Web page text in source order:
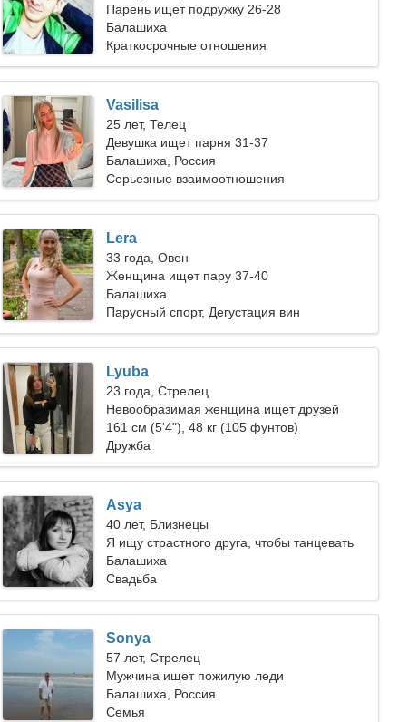
Парень ищет подружку 26-28
Балашиха
Краткосрочные отношения
Vasilisa
25 лет, Телец
Девушка ищет парня 31-37
Балашиха, Россия
Серьезные взаимоотношения
Lera
33 года, Овен
Женщина ищет пару 37-40
Балашиха
Парусный спорт, Дегустация вин
Lyuba
23 года, Стрелец
Невообразимая женщина ищет друзей
161 см (5'4"), 48 кг (105 фунтов)
Дружба
Asya
40 лет, Близнецы
Я ищу страстного друга, чтобы танцевать
вместе
Балашиха
Свадьба
Sonya
57 лет, Стрелец
Мужчина ищет пожилую леди
Балашиха, Россия
Семья